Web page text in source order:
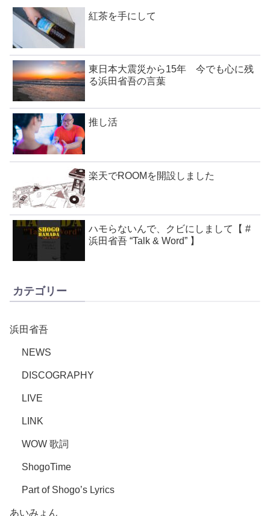
紅茶を手にして
東日本大震災から15年 今でも心に残
る浜田省吾の言葉
推し活
楽天でROOMを開設しました
ハモらないんで、クビにしまして【 #
浜田省吾 “Talk & Word” 】
カテゴリー
浜田省吾
NEWS
DISCOGRAPHY
LIVE
LINK
WOW 歌詞
ShogoTime
Part of Shogo’s Lyrics
あいみょん